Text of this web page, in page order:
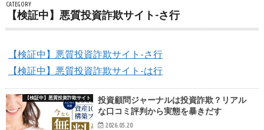
CATEGORY
【検証中】悪質投資詐欺サイト-さ行
【検証中】悪質投資詐欺サイト-さ行
【検証中】悪質投資詐欺サイト-は行
【検証中】悪質投資詐欺サイト
投資顧問ジャーナルは投資詐欺？リアル
な口コミ評判から実態を暴きだす
2026.05.20